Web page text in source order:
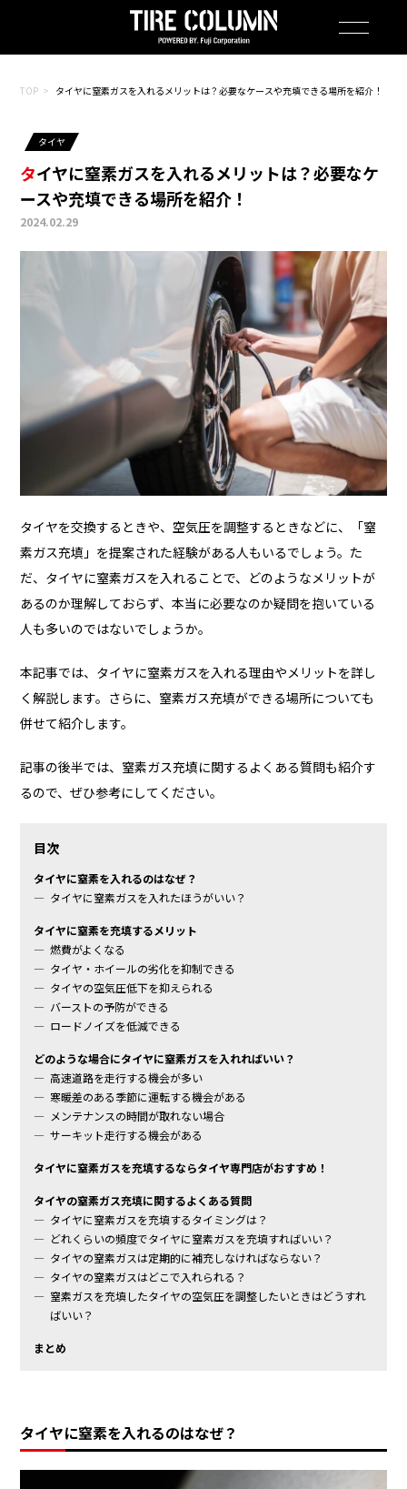
TOP タイヤに窒素ガスを入れるメリットは？必要なケースや充填できる場所を紹介！
タイヤ
タイヤに窒素ガスを入れるメリットは？必要なケ
ースや充填できる場所を紹介！
2024.02.29
タイヤを交換するときや、空気圧を調整するときなどに、「窒
素ガス充填」を提案された経験がある人もいるでしょう。た
だ、タイヤに窒素ガスを入れることで、どのようなメリットが
あるのか理解しておらず、本当に必要なのか疑問を抱いている
人も多いのではないでしょうか。
本記事では、タイヤに窒素ガスを入れる理由やメリットを詳し
く解説します。さらに、窒素ガス充填ができる場所についても
併せて紹介します。
記事の後半では、窒素ガス充填に関するよくある質問も紹介す
るので、ぜひ参考にしてください。
目次
タイヤに窒素を入れるのはなぜ？
タイヤに窒素ガスを入れたほうがいい？
タイヤに窒素を充填するメリット
燃費がよくなる
タイヤ・ホイールの劣化を抑制できる
タイヤの空気圧低下を抑えられる
バーストの予防ができる
ロードノイズを低減できる
どのような場合にタイヤに窒素ガスを入れればいい？
高速道路を走行する機会が多い
寒暖差のある季節に運転する機会がある
メンテナンスの時間が取れない場合
サーキット走行する機会がある
タイヤに窒素ガスを充填するならタイヤ専門店がおすすめ！
タイヤの窒素ガス充填に関するよくある質問
タイヤに窒素ガスを充填するタイミングは？
どれくらいの頻度でタイヤに窒素ガスを充填すればいい？
タイヤの窒素ガスは定期的に補充しなければならない？
タイヤの窒素ガスはどこで入れられる？
窒素ガスを充填したタイヤの空気圧を調整したいときはどうすれ
ばいい？
まとめ
タイヤに窒素を入れるのはなぜ？